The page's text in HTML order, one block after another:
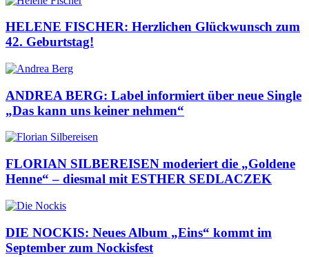
HELENE FISCHER: Herzlichen Glückwunsch zum
42. Geburtstag!
ANDREA BERG: Label informiert über neue Single
„Das kann uns keiner nehmen“
FLORIAN SILBEREISEN moderiert die „Goldene
Henne“ – diesmal mit ESTHER SEDLACZEK
DIE NOCKIS: Neues Album „Eins“ kommt im
September zum Nockisfest